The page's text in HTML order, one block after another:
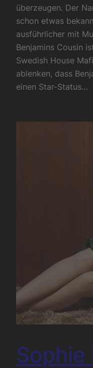
überzeugen. Der
schon etwas
ausführlicher mit
Benjamins Cousin
Swedish House
ablenken, dass
einen Star-Status…
Sophie